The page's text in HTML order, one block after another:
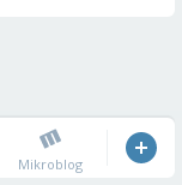
Mikroblog